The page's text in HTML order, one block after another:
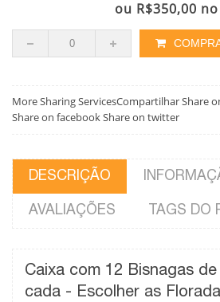
ou R$350,00 no
More Sharing ServicesCompartilharShare
Share on facebookShare on twitter
DESCRIÇÃO
AVALIAÇÕES TAGS DO
Caixa com 12 Bisnagas
cada - Escolher as